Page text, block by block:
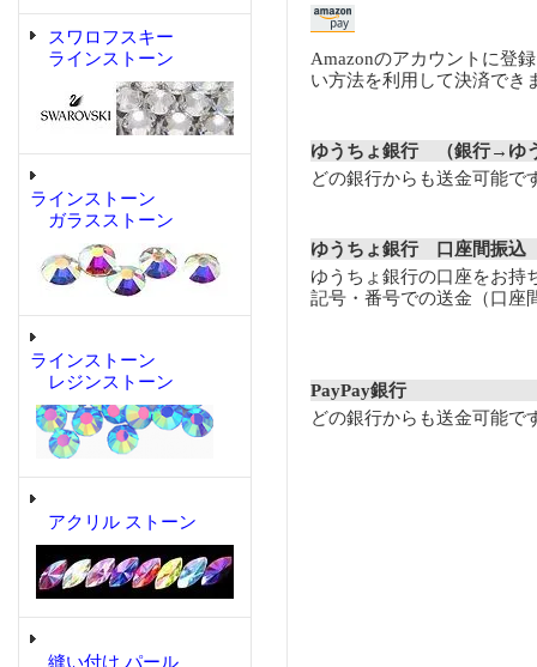
スワロフスキー
ラインストーン
ラインストーン
ガラスストーン
ラインストーン
レジンストーン
アクリル ストーン
縫い付け パール
Amazonのアカウントに登
い方法を利用して決済でき
ゆうちょ銀行 （銀行→ゆ
どの銀行からも送金可能で
ゆうちょ銀行 口座間振込
ゆうちょ銀行の口座をお持
記号・番号での送金（口座
PayPay銀行
どの銀行からも送金可能で